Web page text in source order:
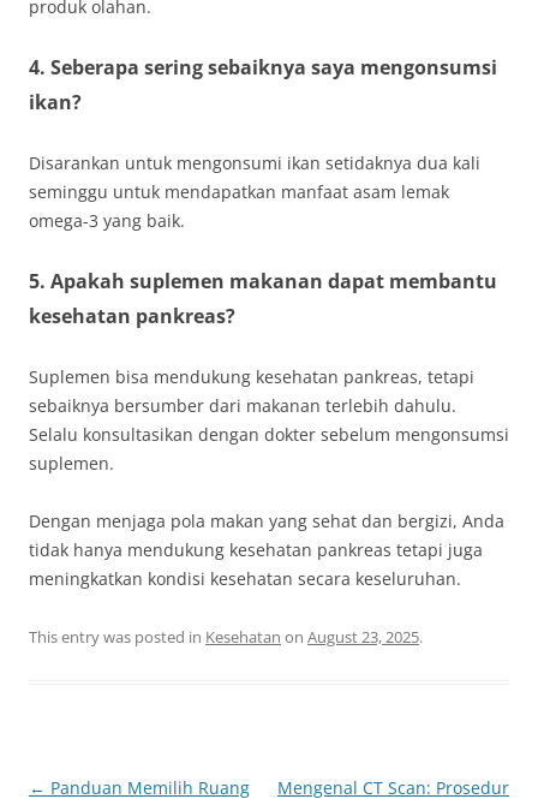
produk olahan.
4. Seberapa sering sebaiknya saya mengonsumsi
ikan?
Disarankan untuk mengonsumi ikan setidaknya dua kali
seminggu untuk mendapatkan manfaat asam lemak
omega-3 yang baik.
5. Apakah suplemen makanan dapat membantu
kesehatan pankreas?
Suplemen bisa mendukung kesehatan pankreas, tetapi
sebaiknya bersumber dari makanan terlebih dahulu.
Selalu konsultasikan dengan dokter sebelum mengonsumsi
suplemen.
Dengan menjaga pola makan yang sehat dan bergizi, Anda
tidak hanya mendukung kesehatan pankreas tetapi juga
meningkatkan kondisi kesehatan secara keseluruhan.
This entry was posted in Kesehatan on August 23, 2025.
Post
← Panduan Memilih Ruang
Mengenal CT Scan: Prosedur